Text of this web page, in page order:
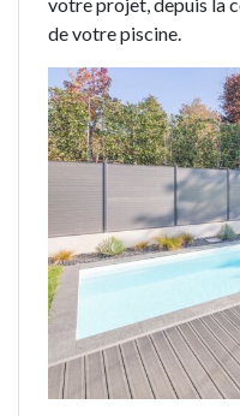
de votre piscine.